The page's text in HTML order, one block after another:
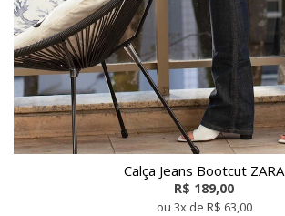
Calça Jeans Bootcut ZARA
R$ 189,00
ou 3x de R$ 63,00